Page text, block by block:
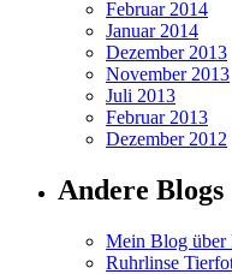
Februar 2014
Januar 2014
Dezember 2013
November 2013
Juli 2013
Februar 2013
Dezember 2012
Andere Blogs
Mein Blog über
Ruhrlinse